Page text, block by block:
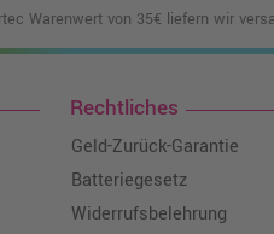
Warenwert von 35€ liefern wir
Rechtliches
Geld-Zurück-Garantie
Batteriegesetz
Widerrufsbelehrung